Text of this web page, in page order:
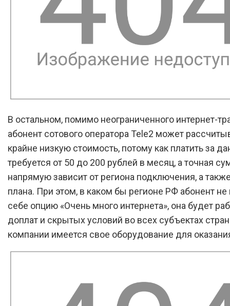
В остальном, помимо неограниченного интернет-
абонент сотового оператора Tele2 может
крайне низкую стоимость, потому как платить за
требуется от 50 до 200 рублей в месяц, а точная
напрямую зависит от региона подключения, а
плана. При этом, в каком бы регионе РФ абонент
себе опцию «Очень много интернета», она будет
доплат и скрытых условий во всех субъектах
компании имеется свое оборудование для